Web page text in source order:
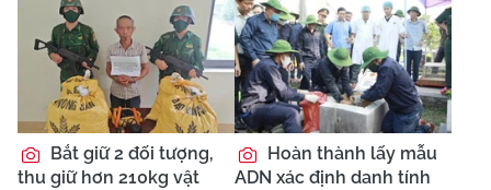
Bắt giữ 2 đối tượng,
thu giữ hơn 210kg vật
Hoàn thành lấy mẫu
ADN xác định danh tính